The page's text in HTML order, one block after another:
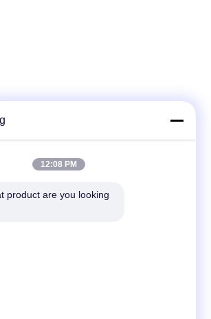
12:08 PM
product are you looking